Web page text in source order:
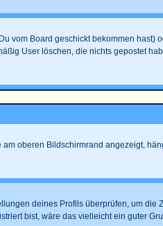
vom Board geschickt bekommen hast)
User löschen, die nichts gepostet
oberen Bildschirmrand angezeigt,
deines Profils überprüfen, um die
bist, wäre das vielleicht ein guter